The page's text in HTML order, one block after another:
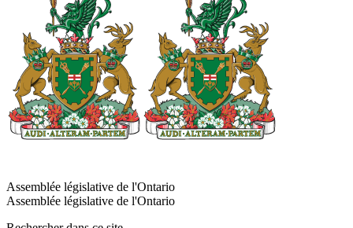
Assemblée législative de l'Ontario
Assemblée législative de l'Ontario